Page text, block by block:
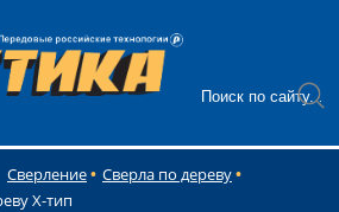
Сверление
Сверла по дереву
X-тип